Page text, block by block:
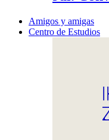
Amigos y amigas
Centro de Estudios